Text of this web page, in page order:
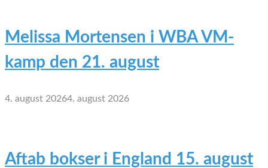
Melissa Mortensen i WBA VM-
kamp den 21. august
4. august 20264. august 2026
Aftab bokser i England 15. august